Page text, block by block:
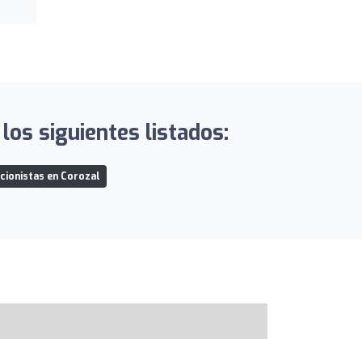
los siguientes listados:
en Corozal